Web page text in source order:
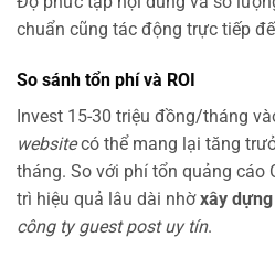
chuẩn cũng tác động trực tiếp
So sánh tổn phí và ROI
Invest 15-30 triệu đồng/tháng
websitecó thể mang lại tăng
tháng. So với phí tổn quảng cáo
trì hiệu quả lâu dài nhờxây
công ty guest post uy tín.